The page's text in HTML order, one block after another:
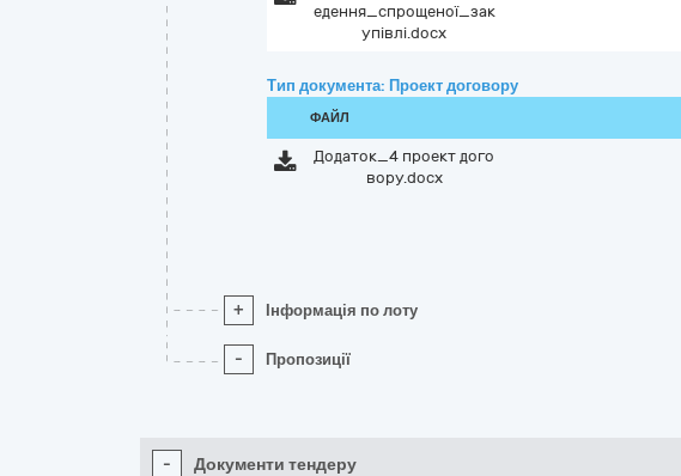
едення_спрощеної_зак
упівлі.docx
Тип документа: Проект договору
ФАЙЛ
Додаток_4 проект дого
вору.docx
+ Інформація по лоту
- Пропозиції
- Документи тендеру